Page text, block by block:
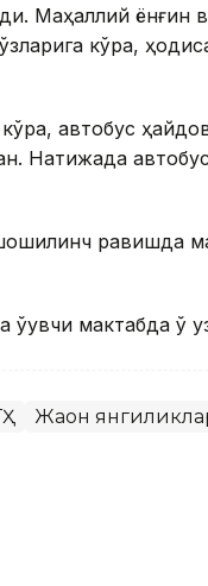
Маҳаллий ёнғин
кўра,
автобус
Натижада
равишда
мактабда ўқ
Жаҳон